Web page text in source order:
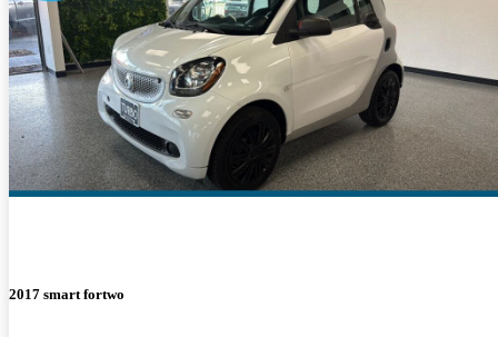
2017 smart fortwo